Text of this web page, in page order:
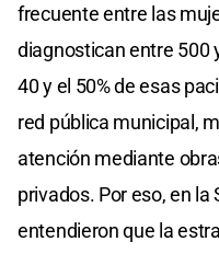
frecuente entre las
diagnostican entre 500
40 y el 50% de esas
red pública municipal,
atención mediante
privados. Por eso, en la
entendieron que la